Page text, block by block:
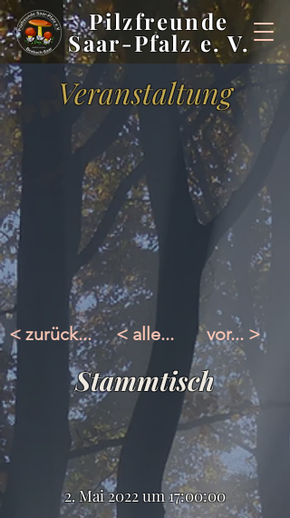
Pilzfreunde
Saar-Pfalz e. V.
Veranstaltung
< zurück... < alle... vor... >
Stammtisch
2. Mai 2022 um 17:00:00